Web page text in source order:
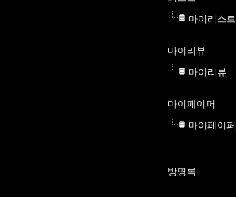
마이리스트
마이리뷰
마이리뷰
마이페이퍼
마이페이퍼
방명록